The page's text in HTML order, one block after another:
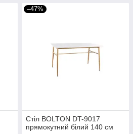
–47%
Стіл BOLTON DT-9017
прямокутний білий 140 см